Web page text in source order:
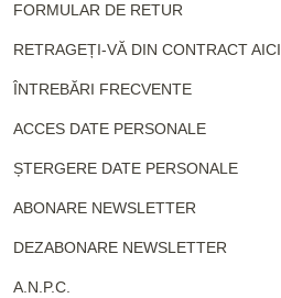
FORMULAR DE RETUR
RETRAGEȚI-VĂ DIN CONTRACT AICI
ÎNTREBĂRI FRECVENTE
ACCES DATE PERSONALE
ȘTERGERE DATE PERSONALE
ABONARE NEWSLETTER
DEZABONARE NEWSLETTER
A.N.P.C.